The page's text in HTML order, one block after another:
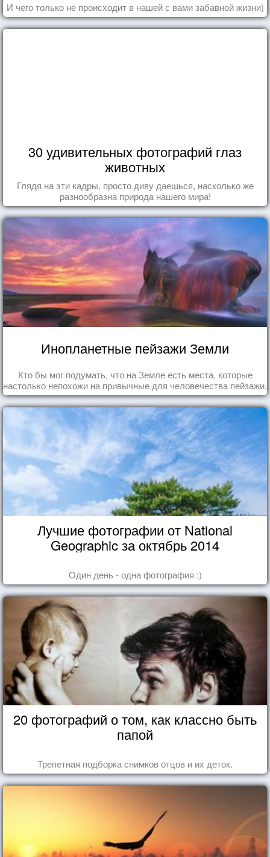
И чего только не происходит в нашей с вами забавной жизни)
30 удивительных фотографий глаз
животных
Глядя на эти кадры, просто диву даешься, насколько же
разнообразна природа нашего мира!
Инопланетные пейзажи Земли
Кто бы мог подумать, что на Земле есть места, которые
настолько непохожи на привычные для человечества пейзажи,
что кажутся и вовсе инопланетными!
Лучшие фотографии от National
Geographic за октябрь 2014
Один день - одна фотография :)
20 фотографий о том, как классно быть
папой
Трепетная подборка снимков отцов и их деток.